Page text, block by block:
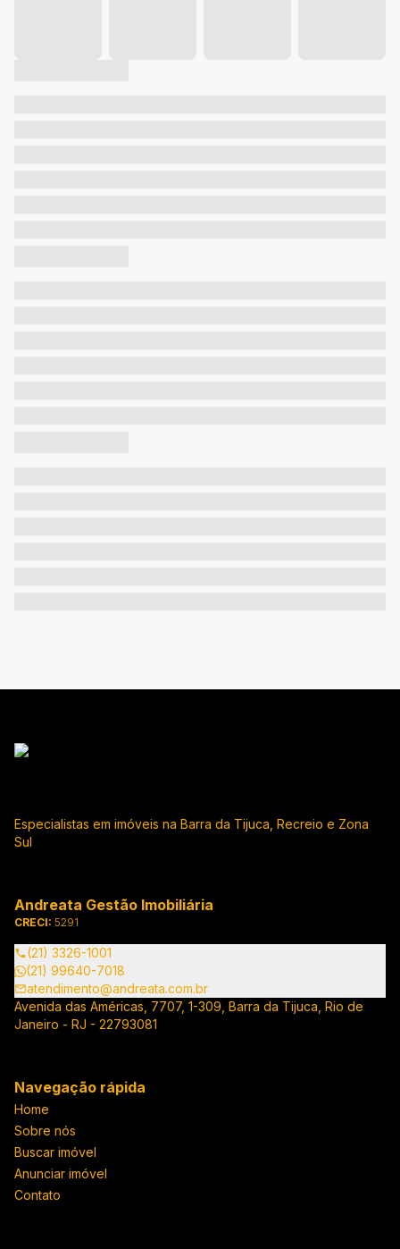
Especialistas em imóveis na Barra da Tijuca, Recreio e Zona
Sul
Andreata Gestão Imobiliária
CRECI: 5291
(21) 3326-1001
(21) 99640-7018
atendimento@andreata.com.br
Avenida das Américas, 7707, 1-309, Barra da Tijuca, Rio de
Janeiro - RJ - 22793081
Navegação rápida
Home
Sobre nós
Buscar imóvel
Anunciar imóvel
Contato